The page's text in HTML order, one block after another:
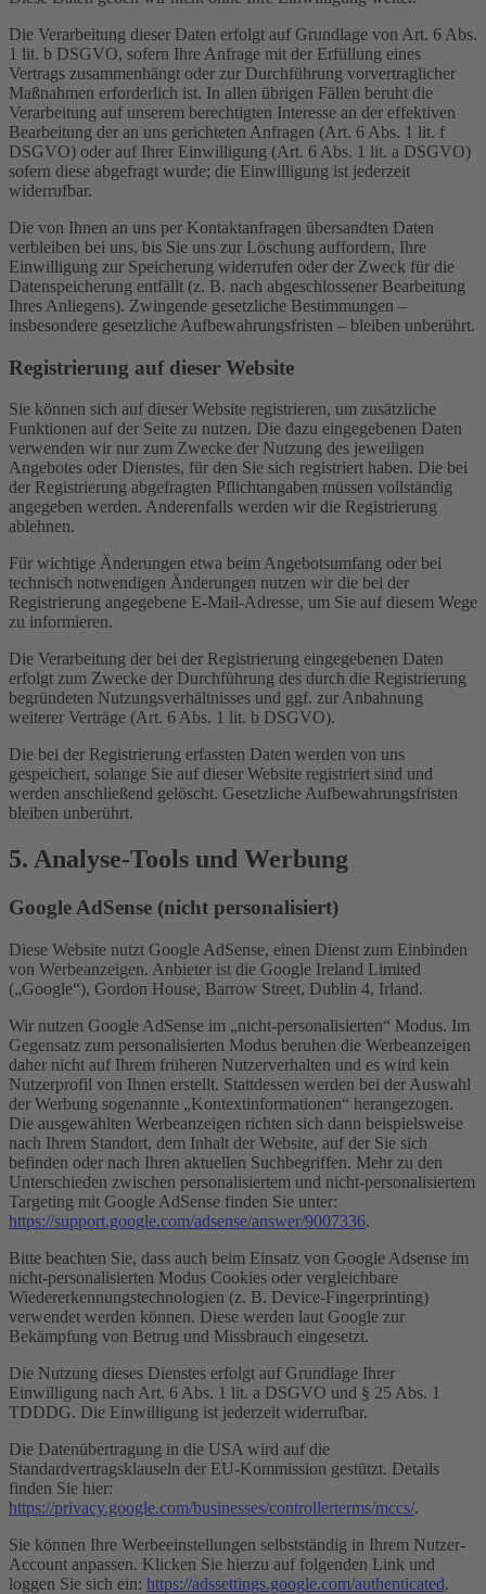
Die Verarbeitung dieser Daten erfolgt auf Grundlage von Art. 6 Abs.
1 lit. b DSGVO, sofern Ihre Anfrage mit der Erfüllung eines
Vertrags zusammenhängt oder zur Durchführung vorvertraglicher
Maßnahmen erforderlich ist. In allen übrigen Fällen beruht die
Verarbeitung auf unserem berechtigten Interesse an der effektiven
Bearbeitung der an uns gerichteten Anfragen (Art. 6 Abs. 1 lit. f
DSGVO) oder auf Ihrer Einwilligung (Art. 6 Abs. 1 lit. a DSGVO)
sofern diese abgefragt wurde; die Einwilligung ist jederzeit
widerrufbar.
Die von Ihnen an uns per Kontaktanfragen übersandten Daten
verbleiben bei uns, bis Sie uns zur Löschung auffordern, Ihre
Einwilligung zur Speicherung widerrufen oder der Zweck für die
Datenspeicherung entfällt (z. B. nach abgeschlossener Bearbeitung
Ihres Anliegens). Zwingende gesetzliche Bestimmungen –
insbesondere gesetzliche Aufbewahrungsfristen – bleiben unberührt.
Registrierung auf dieser Website
Sie können sich auf dieser Website registrieren, um zusätzliche
Funktionen auf der Seite zu nutzen. Die dazu eingegebenen Daten
verwenden wir nur zum Zwecke der Nutzung des jeweiligen
Angebotes oder Dienstes, für den Sie sich registriert haben. Die bei
der Registrierung abgefragten Pflichtangaben müssen vollständig
angegeben werden. Anderenfalls werden wir die Registrierung
ablehnen.
Für wichtige Änderungen etwa beim Angebotsumfang oder bei
technisch notwendigen Änderungen nutzen wir die bei der
Registrierung angegebene E-Mail-Adresse, um Sie auf diesem Wege
zu informieren.
Die Verarbeitung der bei der Registrierung eingegebenen Daten
erfolgt zum Zwecke der Durchführung des durch die Registrierung
begründeten Nutzungsverhältnisses und ggf. zur Anbahnung
weiterer Verträge (Art. 6 Abs. 1 lit. b DSGVO).
Die bei der Registrierung erfassten Daten werden von uns
gespeichert, solange Sie auf dieser Website registriert sind und
werden anschließend gelöscht. Gesetzliche Aufbewahrungsfristen
bleiben unberührt.
5. Analyse-Tools und Werbung
Google AdSense (nicht personalisiert)
Diese Website nutzt Google AdSense, einen Dienst zum Einbinden
von Werbeanzeigen. Anbieter ist die Google Ireland Limited
(„Google“), Gordon House, Barrow Street, Dublin 4, Irland.
Wir nutzen Google AdSense im „nicht-personalisierten“ Modus. Im
Gegensatz zum personalisierten Modus beruhen die Werbeanzeigen
daher nicht auf Ihrem früheren Nutzerverhalten und es wird kein
Nutzerprofil von Ihnen erstellt. Stattdessen werden bei der Auswahl
der Werbung sogenannte „Kontextinformationen“ herangezogen.
Die ausgewählten Werbeanzeigen richten sich dann beispielsweise
nach Ihrem Standort, dem Inhalt der Website, auf der Sie sich
befinden oder nach Ihren aktuellen Suchbegriffen. Mehr zu den
Unterschieden zwischen personalisiertem und nicht-personalisiertem
Targeting mit Google AdSense finden Sie unter:
https://support.google.com/adsense/answer/9007336.
Bitte beachten Sie, dass auch beim Einsatz von Google Adsense im
nicht-personalisierten Modus Cookies oder vergleichbare
Wiedererkennungstechnologien (z. B. Device-Fingerprinting)
verwendet werden können. Diese werden laut Google zur
Bekämpfung von Betrug und Missbrauch eingesetzt.
Die Nutzung dieses Dienstes erfolgt auf Grundlage Ihrer
Einwilligung nach Art. 6 Abs. 1 lit. a DSGVO und § 25 Abs. 1
TDDDG. Die Einwilligung ist jederzeit widerrufbar.
Die Datenübertragung in die USA wird auf die
Standardvertragsklauseln der EU-Kommission gestützt. Details
finden Sie hier:
https://privacy.google.com/businesses/controllerterms/mccs/.
Sie können Ihre Werbeeinstellungen selbstständig in Ihrem Nutzer-
Account anpassen. Klicken Sie hierzu auf folgenden Link und
loggen Sie sich ein: https://adssettings.google.com/authenticated.